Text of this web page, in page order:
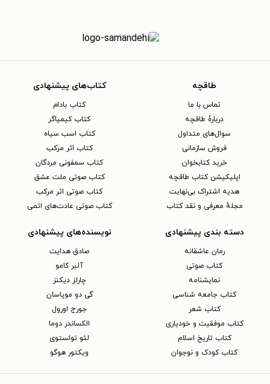
طاقچه
تماس با ما
دربارهٔ طاقچه
سوال‌های متداول
فروش سازمانی
خرید کتابخوان
اپلیکیشن کتاب طاقچه
هدیه اشتراک بی‌نهایت
مجلهٔ معرفی و نقد کتاب
کتاب‌های پیشنهادی
کتاب بادام
کتاب کیمیاگر
کتاب اسب سیاه
کتاب اثر مرکب
کتاب سمفونی مردگان
کتاب صوتی ملت عشق
کتاب صوتی اثر مرکب
کتاب صوتی عادت‌های اتمی
دسته بندی پیشنهادی
رمان عاشقانه
کتاب‌ صوتی
نمایشنامه
کتاب جامعه شناسی
کتاب شعر
کتاب موفقیت و خودیاری
کتاب تاریخ اسلام
کتاب کودک و نوجوان
نویسنده‌های پیشنهادی
صادق هدایت
آلبر کامو
چارلز دیکنز
گی دو موپاسان
جورج اورول
الکساندر دوما
لئو تولستوی
ویکتور هوگو